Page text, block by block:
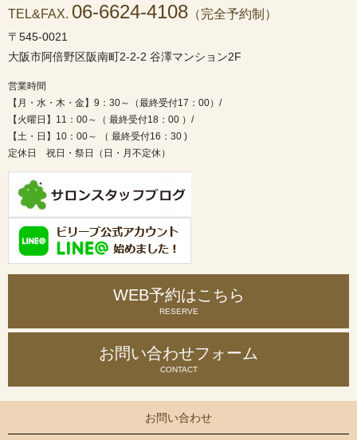
TEL&FAX. 06-6624-4108 （完全予約制）
〒545-0021
大阪市阿倍野区阪南町2-2-2 谷澤マンション2F
営業時間
【月・水・木・金】9：30～（最終受付17：00）/
【火曜日】11：00～（ 最終受付18：00 ）/
【土・日】10：00～ （ 最終受付16：30 )
定休日 祝日・祭日（日・月不定休）
WEB予約はこちら
RESERVE
お問い合わせフォーム
CONTACT
お問い合わせ